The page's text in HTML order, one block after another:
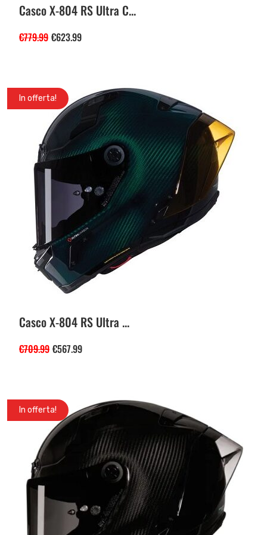
Casco X-804 RS Ultra C...
€779.99 €623.99
In offerta!
Casco X-804 RS Ultra ...
€709.99 €567.99
In offerta!